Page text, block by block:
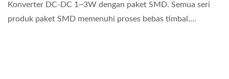
Konverter DC-DC 1~3W dengan paket SMD. Semua seri
produk paket SMD memenuhi proses bebas timbal....